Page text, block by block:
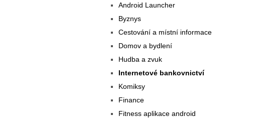
Android Launcher
Byznys
Cestování a místní informace
Domov a bydlení
Hudba a zvuk
Internetové bankovnictví
Komiksy
Finance
Fitness aplikace android